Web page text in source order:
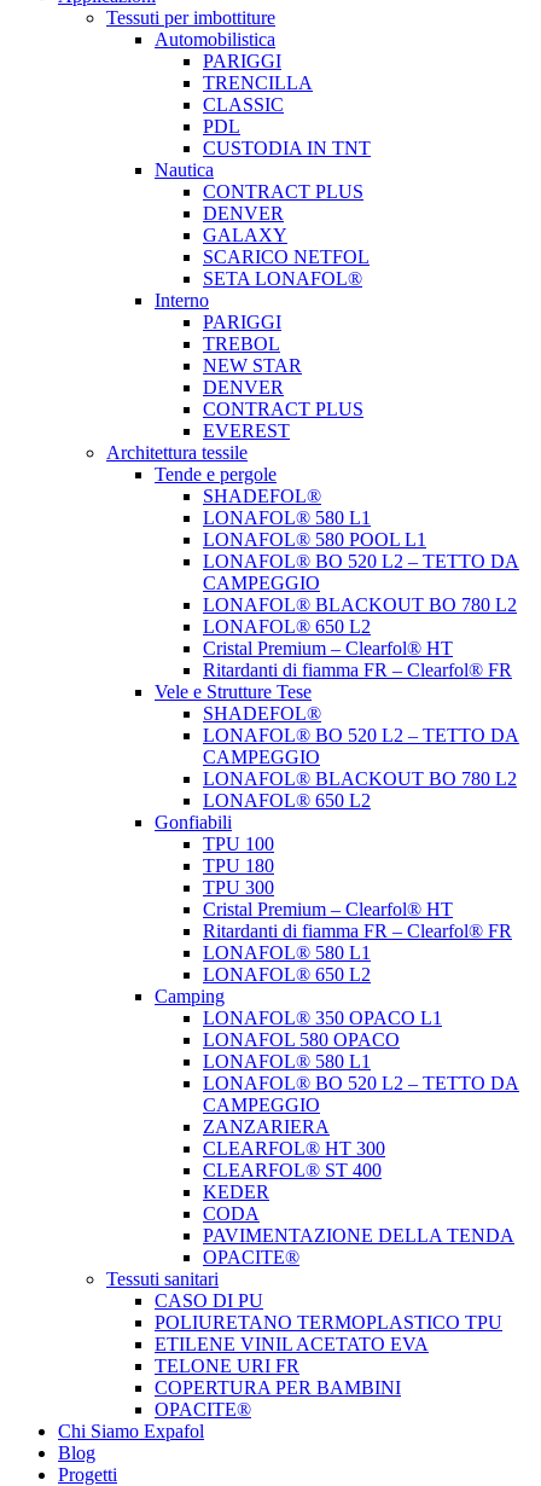
Tessuti per imbottiture
Automobilistica
PARIGGI
TRENCILLA
CLASSIC
PDL
CUSTODIA IN TNT
Nautica
CONTRACT PLUS
DENVER
GALAXY
SCARICO NETFOL
SETA LONAFOL®
Interno
PARIGGI
TREBOL
NEW STAR
DENVER
CONTRACT PLUS
EVEREST
Architettura tessile
Tende e pergole
SHADEFOL®
LONAFOL® 580 L1
LONAFOL® 580 POOL L1
LONAFOL® BO 520 L2 – TETTO DA
CAMPEGGIO
LONAFOL® BLACKOUT BO 780 L2
LONAFOL® 650 L2
Cristal Premium – Clearfol® HT
Ritardanti di fiamma FR – Clearfol® FR
Vele e Strutture Tese
SHADEFOL®
LONAFOL® BO 520 L2 – TETTO DA
CAMPEGGIO
LONAFOL® BLACKOUT BO 780 L2
LONAFOL® 650 L2
Gonfiabili
TPU 100
TPU 180
TPU 300
Cristal Premium – Clearfol® HT
Ritardanti di fiamma FR – Clearfol® FR
LONAFOL® 580 L1
LONAFOL® 650 L2
Camping
LONAFOL® 350 OPACO L1
LONAFOL 580 OPACO
LONAFOL® 580 L1
LONAFOL® BO 520 L2 – TETTO DA
CAMPEGGIO
ZANZARIERA
CLEARFOL® HT 300
CLEARFOL® ST 400
KEDER
CODA
PAVIMENTAZIONE DELLA TENDA
OPACITE®
Tessuti sanitari
CASO DI PU
POLIURETANO TERMOPLASTICO TPU
ETILENE VINIL ACETATO EVA
TELONE URI FR
COPERTURA PER BAMBINI
OPACITE®
Chi Siamo Expafol
Blog
Progetti